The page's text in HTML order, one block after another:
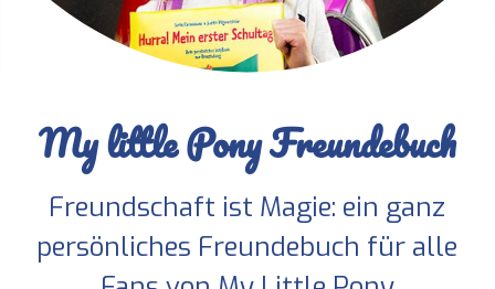
My little Pony Freundebuch
Freundschaft ist Magie: ein ganz
persönliches Freundebuch für alle